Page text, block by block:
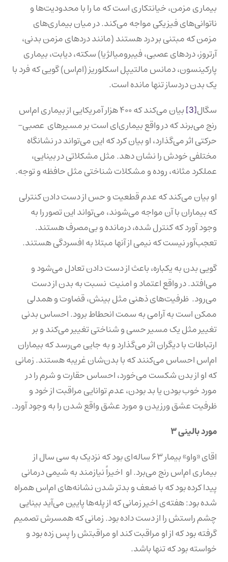
بیماری مزمن، خیانتکاری است که ما را با محدودیت‌ها و
ناتوانی‌های فیزیکی مواجه می‌کند. در میان بیماری‌های
مزمن که مبتنی بر درد هستند (مانند دردهای مزمن بدنی،
آرتروز، دردهای عصبی، فیبرومیالژیا) سکته، دیابت، بیماری
پارکینسون، دمانس مالتیپل اسکلوریز (ام‌اس) گویی که فرد با
یک بدن دردساز تنها مانده است.
سگال[3]
بیان می‌کند که ۴۰۰ هزار آمریکایی از بیماری ام‌اس
رنج می‌برند که در واقع بیماری‌ای است بر مسیرهای عصبی–
حرکتی اثر می‌گذارد، او بیان کرد که این می‌تواند در نشانگاه
مختلفی خودش را نشان دهد. مثل مشکلاتی در بینایی،
عملکرد مثانه، روده و مشکلات شناختی مثل حافظه و توجه.
او بیان می‌کند که عدم قطعیت و حس از دست دادن کنترلی
که بیماران با آن مواجه می‌شوند، می‌تواند این تصور را به
وجود آورد که کنترل شده، درمانده و بی‌مصرف هستند.
تعجب‌آور نیست که نیمی از آنها مبتلا به افسردگی هستند.
گویی بدن به یکباره، باعث از دست دادن تعادل می‌شود و
می‌افتد. در واقع اعتماد و امنیت نسبت به بدن از دست
می‌رود. ظرفیت‌های ذهنی مثل بینش، قضاوت و همدلی
ممکن است به آرامی به سمت انحطاط برود. احساس بدنی
تغییر مثل یک مسیر حسی و شناختی تغییر می‌کند و بر
ارتباطات با دیگران اثر می‌گذارد و به جایی می‌رسد که بیماران
ام‌اس احساس می‌کنند که با بدن‌شان غریبه هستند. زمانی
که او از بدن شکست می‌خورد، احساس حقارت و شرم را در
مورد خوب بودن یا بد بودن، عدم توانایی مراقبت از خود و
ظرفیت عشق ورزیدن و مورد عشق واقع شدن را به وجود آورد.
مورد بالینی ۳
اقای «واو» بیمار ۶۳ ساله‌ای بود که نزدیک به سی سال از
بیماری ام‌اس رنج می‌برد. او اخیراً نیازمند به شیمی درمانی
پیدا کرده بود که با ضعف و بدتر شدن نشانه‌های ام‌اس همراه
شده بود: هفته‌ی اخیر زمانی که از پله‌ها پایین می‌آید بینایی
چشم راستش را از دست داده بود. زمانی که همسرش تصمیم
گرفته بود که از او مراقبت کند او مراقبتش را پس زده بود و
خواسته بود که تنها باشد.